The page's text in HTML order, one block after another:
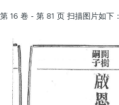
第 16 卷 - 第 81 页 扫描图片如下：